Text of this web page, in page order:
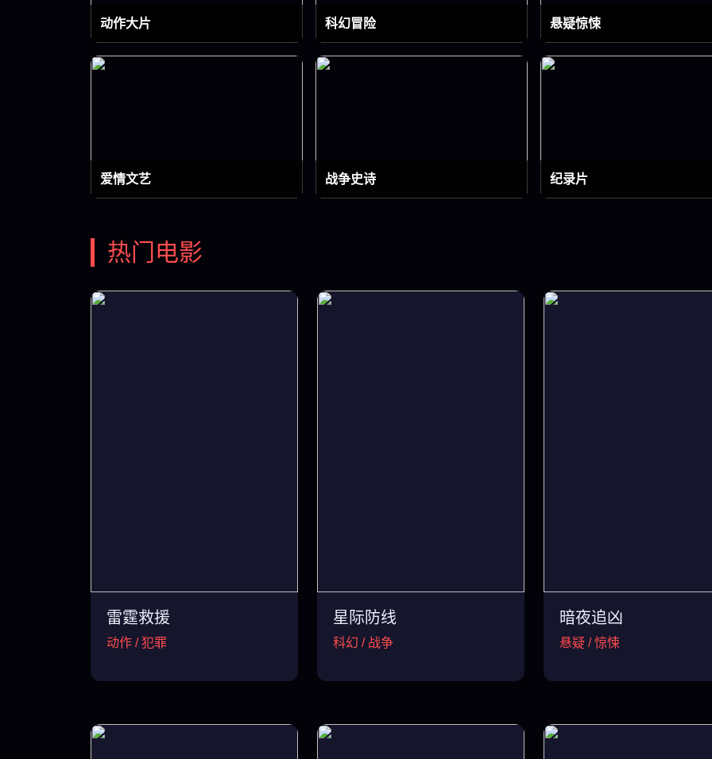
动作大片 科幻冒险 悬疑惊悚
爱情文艺 战争史诗 纪录片
热门电影
雷霆救援
动作 / 犯罪
星际防线
科幻 / 战争
暗夜追凶
悬疑 / 惊悚